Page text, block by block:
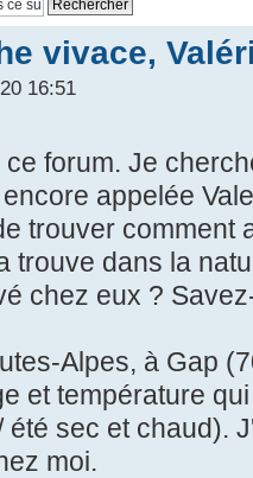
vivace,
16:51
forum. Je
appelée
trouver comment
trouve dans la
chez eux ?
Alpes, à Gap
et température
été sec et chaud).
moi.